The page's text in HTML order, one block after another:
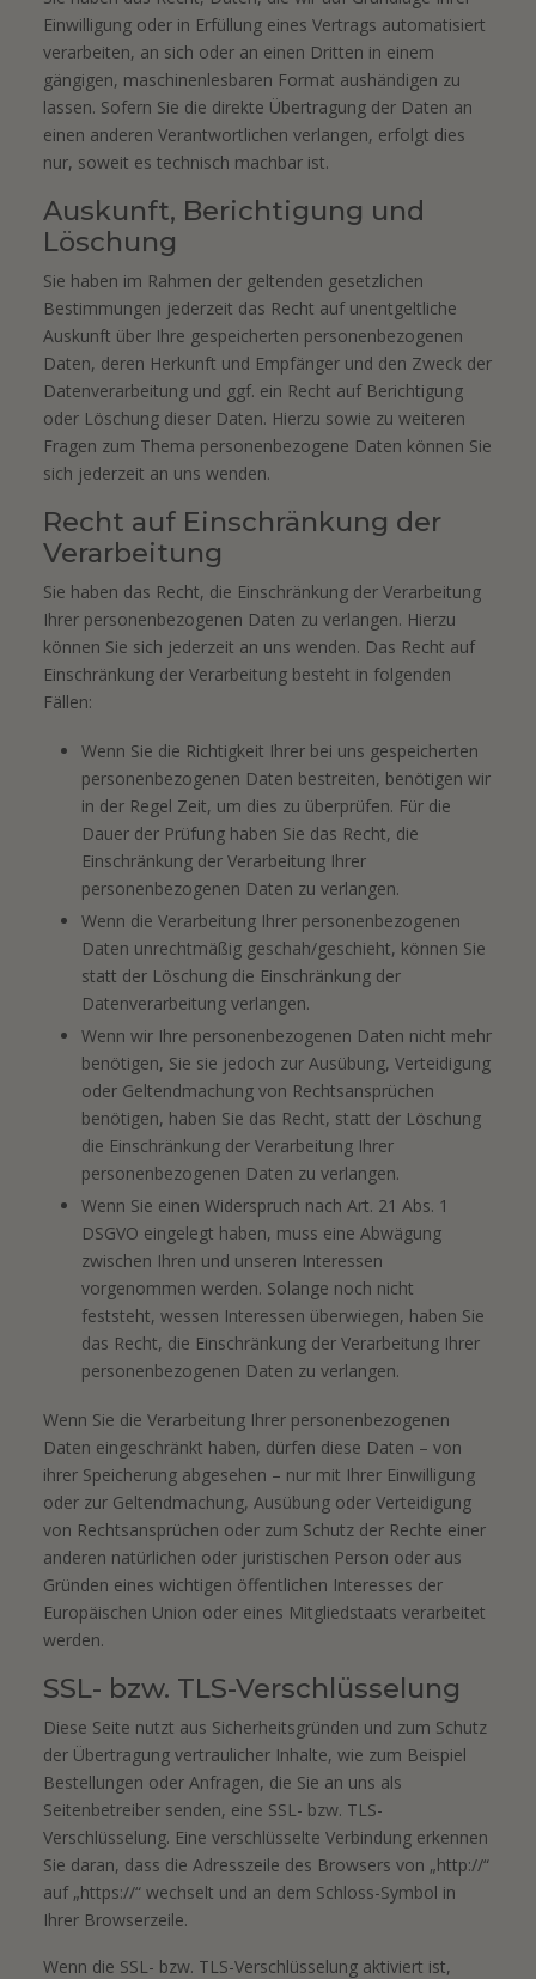
Einwilligung oder in Erfüllung eines Vertrags automatisiert
verarbeiten, an sich oder an einen Dritten in einem
gängigen, maschinenlesbaren Format aushändigen zu
lassen. Sofern Sie die direkte Übertragung der Daten an
einen anderen Verantwortlichen verlangen, erfolgt dies
nur, soweit es technisch machbar ist.
Auskunft, Berichtigung und
Löschung
Sie haben im Rahmen der geltenden gesetzlichen
Bestimmungen jederzeit das Recht auf unentgeltliche
Auskunft über Ihre gespeicherten personenbezogenen
Daten, deren Herkunft und Empfänger und den Zweck der
Datenverarbeitung und ggf. ein Recht auf Berichtigung
oder Löschung dieser Daten. Hierzu sowie zu weiteren
Fragen zum Thema personenbezogene Daten können Sie
sich jederzeit an uns wenden.
Recht auf Einschränkung der
Verarbeitung
Sie haben das Recht, die Einschränkung der Verarbeitung
Ihrer personenbezogenen Daten zu verlangen. Hierzu
können Sie sich jederzeit an uns wenden. Das Recht auf
Einschränkung der Verarbeitung besteht in folgenden
Fällen:
Wenn Sie die Richtigkeit Ihrer bei uns gespeicherten
personenbezogenen Daten bestreiten, benötigen wir
in der Regel Zeit, um dies zu überprüfen. Für die
Dauer der Prüfung haben Sie das Recht, die
Einschränkung der Verarbeitung Ihrer
personenbezogenen Daten zu verlangen.
Wenn die Verarbeitung Ihrer personenbezogenen
Daten unrechtmäßig geschah/geschieht, können Sie
statt der Löschung die Einschränkung der
Datenverarbeitung verlangen.
Wenn wir Ihre personenbezogenen Daten nicht mehr
benötigen, Sie sie jedoch zur Ausübung, Verteidigung
oder Geltendmachung von Rechtsansprüchen
benötigen, haben Sie das Recht, statt der Löschung
die Einschränkung der Verarbeitung Ihrer
personenbezogenen Daten zu verlangen.
Wenn Sie einen Widerspruch nach Art. 21 Abs. 1
DSGVO eingelegt haben, muss eine Abwägung
zwischen Ihren und unseren Interessen
vorgenommen werden. Solange noch nicht
feststeht, wessen Interessen überwiegen, haben Sie
das Recht, die Einschränkung der Verarbeitung Ihrer
personenbezogenen Daten zu verlangen.
Wenn Sie die Verarbeitung Ihrer personenbezogenen
Daten eingeschränkt haben, dürfen diese Daten – von
ihrer Speicherung abgesehen – nur mit Ihrer Einwilligung
oder zur Geltendmachung, Ausübung oder Verteidigung
von Rechtsansprüchen oder zum Schutz der Rechte einer
anderen natürlichen oder juristischen Person oder aus
Gründen eines wichtigen öffentlichen Interesses der
Europäischen Union oder eines Mitgliedstaats verarbeitet
werden.
SSL- bzw. TLS-Verschlüsselung
Diese Seite nutzt aus Sicherheitsgründen und zum Schutz
der Übertragung vertraulicher Inhalte, wie zum Beispiel
Bestellungen oder Anfragen, die Sie an uns als
Seitenbetreiber senden, eine SSL- bzw. TLS-
Verschlüsselung. Eine verschlüsselte Verbindung erkennen
Sie daran, dass die Adresszeile des Browsers von „http://“
auf „https://“ wechselt und an dem Schloss-Symbol in
Ihrer Browserzeile.
Wenn die SSL- bzw. TLS-Verschlüsselung aktiviert ist,